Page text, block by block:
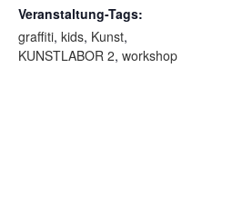
Veranstaltung-Tags:
graffiti, kids, Kunst,
KUNSTLABOR 2, workshop